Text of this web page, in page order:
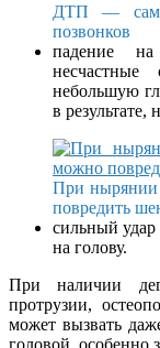
ДТП —
позвонков
падение
небольшую
в
При нырянии
повредить
сильный удар
на голову.
При наличии
протрузии,
может вызвать
головой, особенно